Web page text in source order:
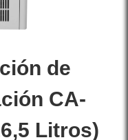
de
CA-
Litros)